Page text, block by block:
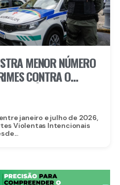
MENOR NÚMERO
CONTRA O
HISTÓRICA NOS
DE 2026
janeiro e julho de 2026,
Violentas Intencionais